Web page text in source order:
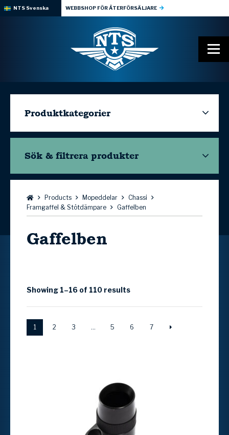
NTS Svenska WEBBSHOP FÖR ÅTERFÖRSÄLJARE
Produktkategorier
Sök & filtrera produkter
Bläddra:Products Mopeddelar
Chassi
Framgaffel & Stötdämpare
Gaffelben
Gaffelben
Showing 1–16 of 110 results
1 2 3 … 5 6 7